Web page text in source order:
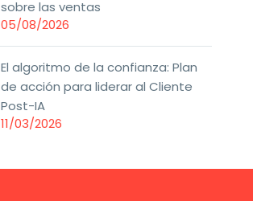
sobre las ventas
05/08/2026
El algoritmo de la confianza: Plan
de acción para liderar al Cliente
Post-IA
11/03/2026